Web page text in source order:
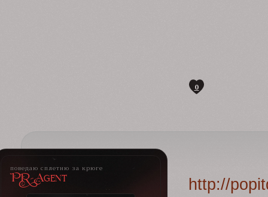
0
поведаю сплетню за крюге
PR-Agent http://